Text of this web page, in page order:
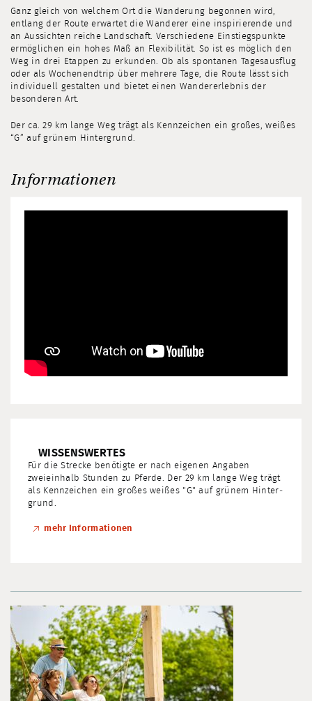
Ganz gleich von welchem Ort die Wanderung begonnen wird,
entlang der Route erwartet die Wanderer eine inspirierende und
an Aussichten reiche Landschaft. Verschiedene Einstiegspunkte
ermöglichen ein hohes Maß an Flexibilität. So ist es möglich den
Weg in drei Etappen zu erkunden. Ob als spontanen Tagesausflug
oder als Wochenendtrip über mehrere Tage, die Route lässt sich
individuell gestalten und bietet einen Wandererlebnis der
besonderen Art.
Der ca. 29 km lange Weg trägt als Kennzeichen ein großes, weißes
“G” auf grünem Hintergrund.
Informationen
WISSENSWERTES
Für die Strecke benötigte er nach eigenen Angaben
zweieinhalb Stunden zu Pferde. Der 29 km lange Weg trägt
als Kennzeichen ein großes weißes "G" auf grünem Hinter­­
grund.
mehr Informationen